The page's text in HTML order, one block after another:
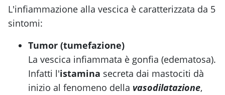
L'infiammazione alla vescica è caratterizzata da 5
sintomi:
Tumor (tumefazione)
La vescica infiammata è gonfia (edematosa).
Infatti l'istamina secreta dai mastociti dà
inizio al fenomeno della vasodilatazione,